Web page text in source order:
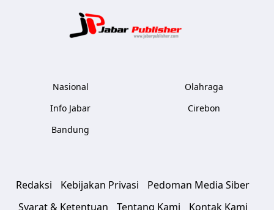
Nasional
Info Jabar
Bandung
Olahraga
Cirebon
Redaksi Kebijakan Privasi
Pedoman Media Siber
Syarat & Ketentuan
Tentang Kami Kontak Kami